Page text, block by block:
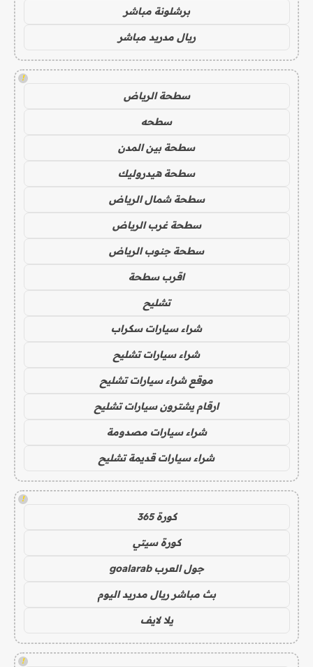
برشلونة مباشر
ريال مدريد مباشر
!
سطحة الرياض
سطحه
سطحة بين المدن
سطحة هيدروليك
سطحة شمال الرياض
سطحة غرب الرياض
سطحة جنوب الرياض
اقرب سطحة
تشليح
شراء سيارات سكراب
شراء سيارات تشليح
موقع شراء سيارات تشليح
ارقام يشترون سيارات تشليح
شراء سيارات مصدومة
شراء سيارات قديمة تشليح
!
كورة 365
كورة سيتي
جول العرب goalarab
بث مباشر ريال مدريد اليوم
يلا لايف
!